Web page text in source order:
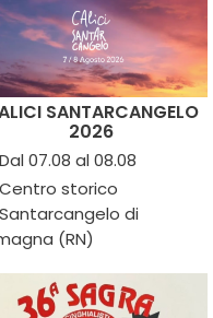
SANTARCANGELO
2026
Dal 07.08 al 08.08
Centro storico
Santarcangelo di
(RN)